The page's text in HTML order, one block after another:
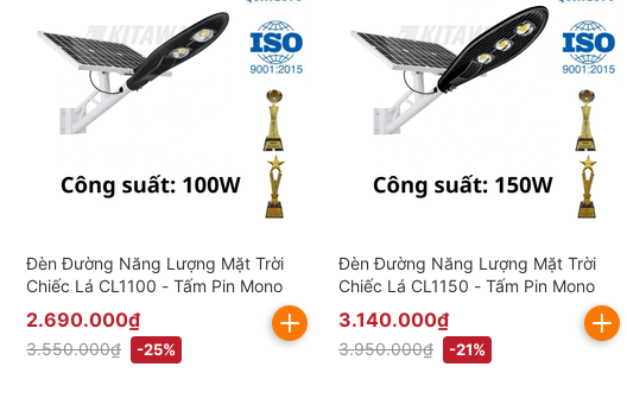
Đèn Đường Năng Lượng Mặt Trời
Chiếc Lá CL1100 - Tấm Pin Mono
2.690.000₫
3.550.000₫ -25%
Đèn Đường Năng Lượng Mặt Trời
Chiếc Lá CL1150 - Tấm Pin Mono
3.140.000₫
3.950.000₫ -21%